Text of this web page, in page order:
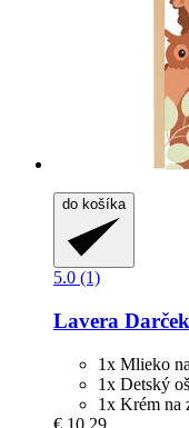
do košíka
5.0 (1)
Lavera
1x Mlieko
1x Detský
1x Krém na
€ 10,29